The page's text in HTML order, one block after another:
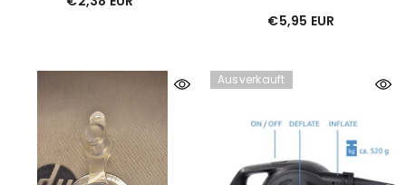
€5,95 EUR
Ausverkauft